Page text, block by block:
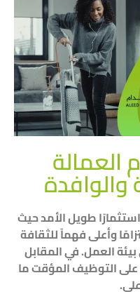
العمالة
طويل الأمد حيث
وأعلى فهماً للثقافة
العمل. في المقابل
التوظيف المؤقت ما